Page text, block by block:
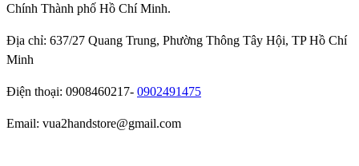
Chính Thành phố Hồ Chí Minh.
Địa chỉ: 637/27 Quang Trung, Phường Thông Tây Hội, TP Hồ Chí
Minh
Điện thoại: 0908460217- 0902491475
Email: vua2handstore@gmail.com